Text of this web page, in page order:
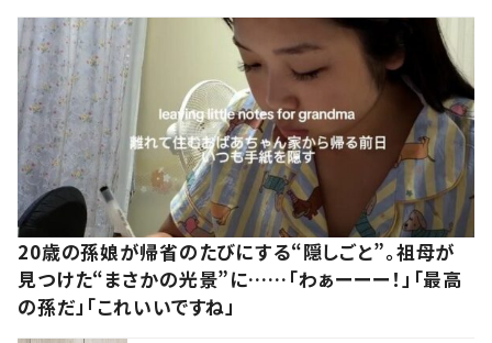
20歳の孫娘が帰省のたびにする“隠しごと”。祖母が
見つけた“まさかの光景”に……「わぁーーー！」「最高
の孫だ」「これいいですね」